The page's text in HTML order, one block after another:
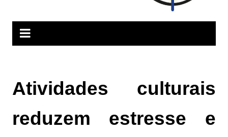
Atividades culturais
reduzem estresse e